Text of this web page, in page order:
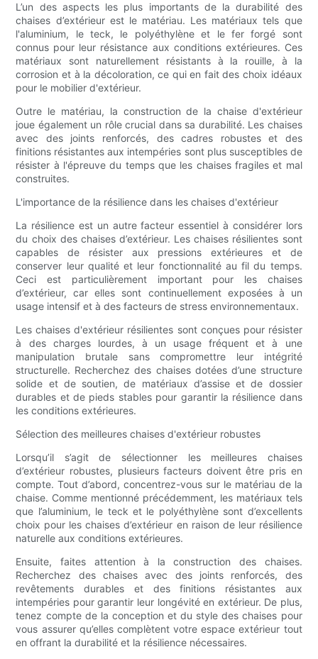
L’un des aspects les plus importants de la durabilité des
chaises d’extérieur est le matériau. Les matériaux tels que
l'aluminium, le teck, le polyéthylène et le fer forgé sont
connus pour leur résistance aux conditions extérieures. Ces
matériaux sont naturellement résistants à la rouille, à la
corrosion et à la décoloration, ce qui en fait des choix idéaux
pour le mobilier d'extérieur.
Outre le matériau, la construction de la chaise d'extérieur
joue également un rôle crucial dans sa durabilité. Les chaises
avec des joints renforcés, des cadres robustes et des
finitions résistantes aux intempéries sont plus susceptibles de
résister à l'épreuve du temps que les chaises fragiles et mal
construites.
L'importance de la résilience dans les chaises d'extérieur
La résilience est un autre facteur essentiel à considérer lors
du choix des chaises d’extérieur. Les chaises résilientes sont
capables de résister aux pressions extérieures et de
conserver leur qualité et leur fonctionnalité au fil du temps.
Ceci est particulièrement important pour les chaises
d’extérieur, car elles sont continuellement exposées à un
usage intensif et à des facteurs de stress environnementaux.
Les chaises d'extérieur résilientes sont conçues pour résister
à des charges lourdes, à un usage fréquent et à une
manipulation brutale sans compromettre leur intégrité
structurelle. Recherchez des chaises dotées d’une structure
solide et de soutien, de matériaux d’assise et de dossier
durables et de pieds stables pour garantir la résilience dans
les conditions extérieures.
Sélection des meilleures chaises d'extérieur robustes
Lorsqu’il s’agit de sélectionner les meilleures chaises
d’extérieur robustes, plusieurs facteurs doivent être pris en
compte. Tout d’abord, concentrez-vous sur le matériau de la
chaise. Comme mentionné précédemment, les matériaux tels
que l’aluminium, le teck et le polyéthylène sont d’excellents
choix pour les chaises d’extérieur en raison de leur résilience
naturelle aux conditions extérieures.
Ensuite, faites attention à la construction des chaises.
Recherchez des chaises avec des joints renforcés, des
revêtements durables et des finitions résistantes aux
intempéries pour garantir leur longévité en extérieur. De plus,
tenez compte de la conception et du style des chaises pour
vous assurer qu’elles complètent votre espace extérieur tout
en offrant la durabilité et la résilience nécessaires.